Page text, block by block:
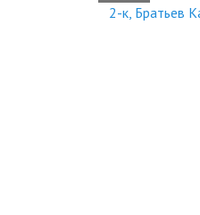
2-к, Братьев